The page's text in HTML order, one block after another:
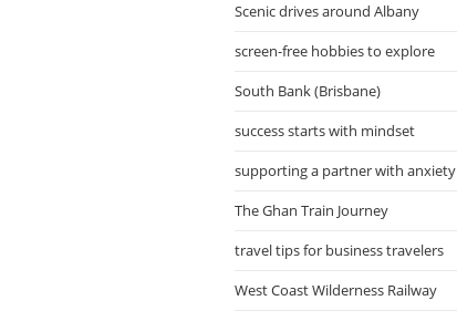
Scenic drives around Albany
screen-free hobbies to explore
South Bank (Brisbane)
success starts with mindset
supporting a partner with anxiety
The Ghan Train Journey
travel tips for business travelers
West Coast Wilderness Railway